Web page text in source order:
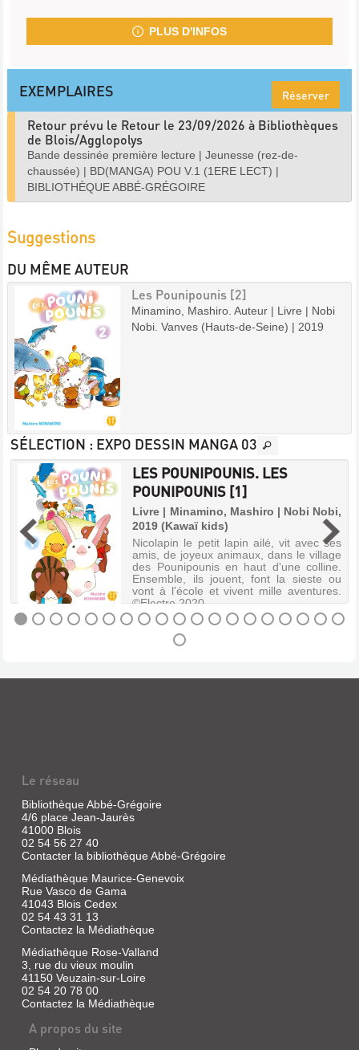
PLUS D'INFOS
EXEMPLAIRES Réserver
Retour prévu le Retour le 23/09/2026 à Bibliothèques
de Blois/Agglopolys
Bande dessinée première lecture | Jeunesse (rez-de-
chaussée) | BD(MANGA) POU V.1 (1ERE LECT) |
BIBLIOTHÈQUE ABBÉ-GRÉGOIRE
Suggestions
DU MÊME AUTEUR
Les Pounipounis [2]
Minamino, Mashiro. Auteur | Livre | Nobi
Nobi. Vanves (Hauts-de-Seine) | 2019
SÉLECTION : EXPO DESSIN MANGA 03
LES POUNIPOUNIS. LES
POUNIPOUNIS [1]
Livre | Minamino, Mashiro | Nobi Nobi,
2019 (Kawaï kids)
Nicolapin le petit lapin ailé, vit avec ses
amis, de joyeux animaux, dans le village
des Pounipounis en haut d'une colline.
Ensemble, ils jouent, font la sieste ou
vont à l'école et vivent mille aventures.
©Electre 2020
Mashiro
|
Nobi
Nobi,
2019
(Kawaï
kids)
Nicolapin
le
petit
lapin
ailé,
vit
avec
ses
amis,
de
joyeux
animaux,
dans
le
Le réseau
Bibliothèque Abbé-Grégoire
4/6 place Jean-Jaurès
41000 Blois
02 54 56 27 40
Contacter la bibliothèque Abbé-Grégoire
Médiathèque Maurice-Genevoix
Rue Vasco de Gama
41043 Blois Cedex
02 54 43 31 13
Contactez la Médiathèque
Médiathèque Rose-Valland
3, rue du vieux moulin
41150 Veuzain-sur-Loire
02 54 20 78 00
Contactez la Médiathèque
A propos du site